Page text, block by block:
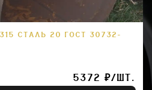
СТАЛЬ 20 ГОСТ 30732-
5372 ₽/ШТ.